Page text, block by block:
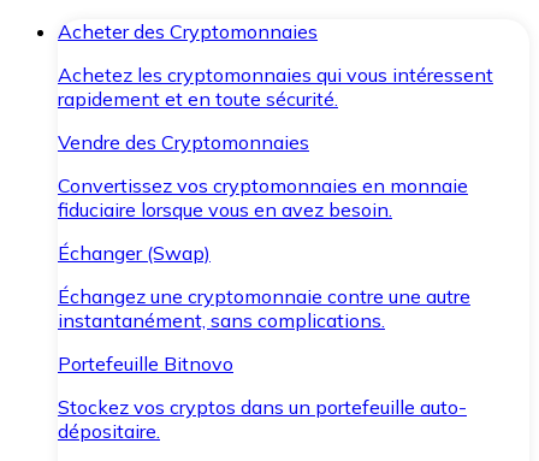
Acheter des Cryptomonnaies
Achetez les cryptomonnaies qui vous intéressent
rapidement et en toute sécurité.
Vendre des Cryptomonnaies
Convertissez vos cryptomonnaies en monnaie
fiduciaire lorsque vous en avez besoin.
Échanger (Swap)
Échangez une cryptomonnaie contre une autre
instantanément, sans complications.
Portefeuille Bitnovo
Stockez vos cryptos dans un portefeuille auto-
dépositaire.